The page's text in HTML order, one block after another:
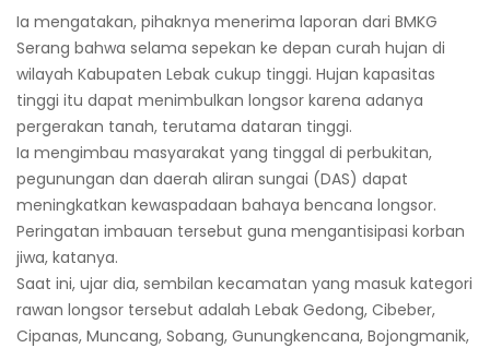
Ia mengatakan, pihaknya menerima laporan dari BMKG
Serang bahwa selama sepekan ke depan curah hujan di
wilayah Kabupaten Lebak cukup tinggi. Hujan kapasitas
tinggi itu dapat menimbulkan longsor karena adanya
pergerakan tanah, terutama dataran tinggi.
Ia mengimbau masyarakat yang tinggal di perbukitan,
pegunungan dan daerah aliran sungai (DAS) dapat
meningkatkan kewaspadaan bahaya bencana longsor.
Peringatan imbauan tersebut guna mengantisipasi korban
jiwa, katanya.
Saat ini, ujar dia, sembilan kecamatan yang masuk kategori
rawan longsor tersebut adalah Lebak Gedong, Cibeber,
Cipanas, Muncang, Sobang, Gunungkencana, Bojongmanik,